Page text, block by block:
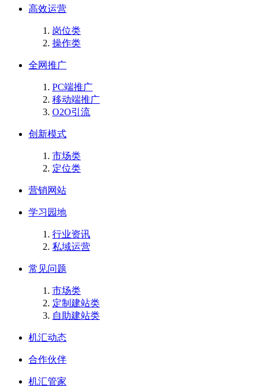
高效运营
岗位类
操作类
全网推广
PC端推广
移动端推广
O2O引流
创新模式
市场类
定位类
营销网站
学习园地
行业资讯
私域运营
常见问题
市场类
定制建站类
自助建站类
机汇动态
合作伙伴
机汇管家